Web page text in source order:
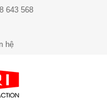
643 568
hệ